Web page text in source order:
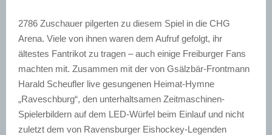
2786 Zuschauer pilgerten zu diesem Spiel in die CHG
Arena. Viele von ihnen waren dem Aufruf gefolgt, ihr
ältestes Fantrikot zu tragen – auch einige Freiburger Fans
machten mit. Zusammen mit der von Gsälzbär-Frontmann
Harald Scheufler live gesungenen Heimat-Hymne
„Raveschburg“, den unterhaltsamen Zeitmaschinen-
Spielerbildern auf dem LED-Würfel beim Einlauf und nicht
zuletzt dem von Ravensburger Eishockey-Legenden